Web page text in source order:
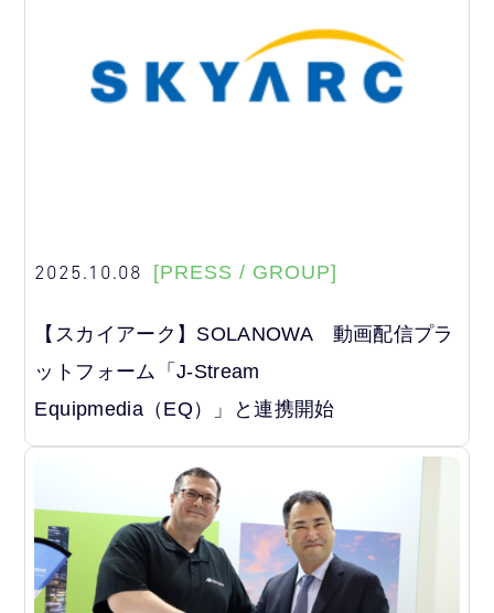
2025.10.08 [PRESS / GROUP]
【スカイアーク】SOLANOWA 動画配信プラ
ットフォーム「J-Stream
Equipmedia（EQ）」と連携開始